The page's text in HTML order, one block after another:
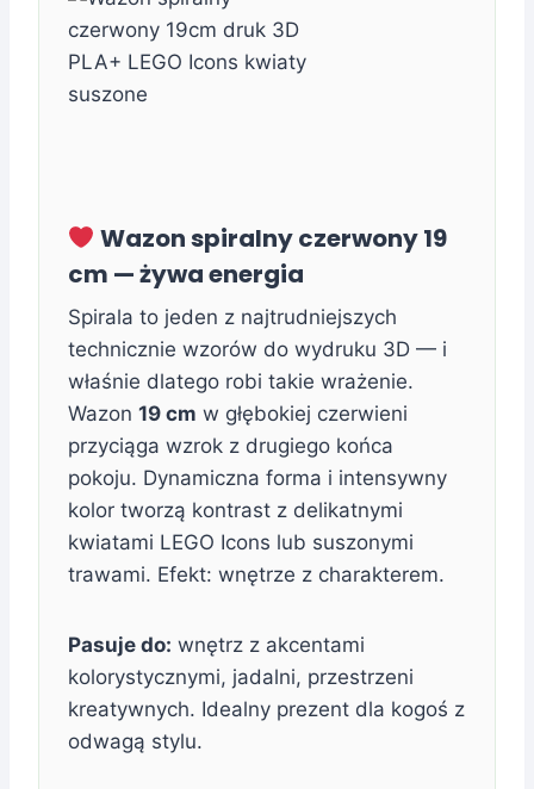
Wazon spiralny czerwony 19
cm — żywa energia
Spirala to jeden z najtrudniejszych
technicznie wzorów do wydruku 3D — i
właśnie dlatego robi takie wrażenie.
Wazon 19 cm w głębokiej czerwieni
przyciąga wzrok z drugiego końca
pokoju. Dynamiczna forma i intensywny
kolor tworzą kontrast z delikatnymi
kwiatami LEGO Icons lub suszonymi
trawami. Efekt: wnętrze z charakterem.
Pasuje do: wnętrz z akcentami
kolorystycznymi, jadalni, przestrzeni
kreatywnych. Idealny prezent dla kogoś z
odwagą stylu.